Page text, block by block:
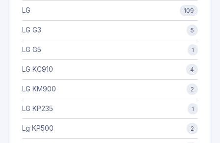
LG 109
LG G3 5
LG G5 1
LG KC910 4
LG KM900 2
LG KP235 1
Lg KP500 2